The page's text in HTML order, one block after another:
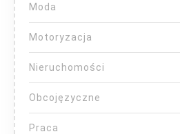
Moda
Motoryzacja
Nieruchomości
Obcojęzyczne
Praca